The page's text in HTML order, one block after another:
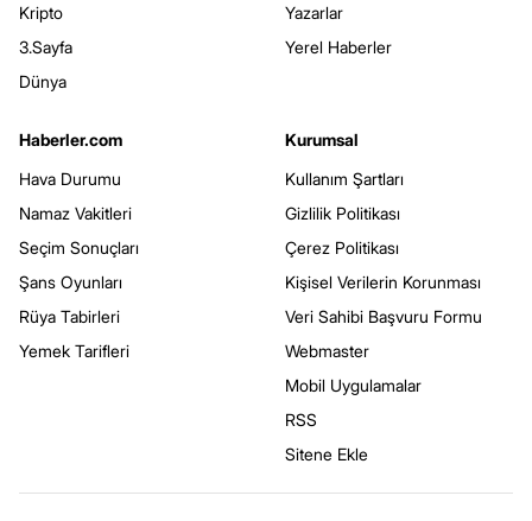
Kripto
3.Sayfa
Dünya
Yazarlar
Yerel Haberler
Haberler.com
Hava Durumu
Namaz Vakitleri
Seçim Sonuçları
Şans Oyunları
Rüya Tabirleri
Yemek Tarifleri
Kurumsal
Kullanım Şartları
Gizlilik Politikası
Çerez Politikası
Kişisel Verilerin Korunması
Veri Sahibi Başvuru Formu
Webmaster
Mobil Uygulamalar
RSS
Sitene Ekle